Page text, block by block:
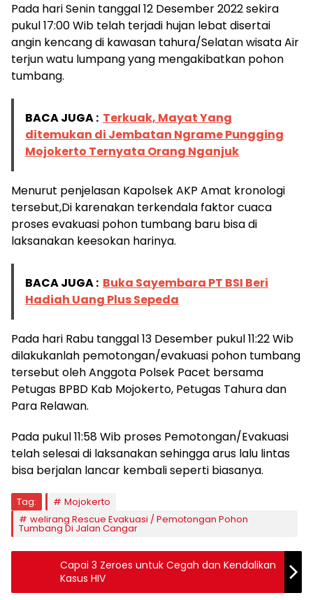
Pada hari Senin tanggal 12 Desember 2022 sekira
pukul 17:00 Wib telah terjadi hujan lebat disertai
angin kencang di kawasan tahura/Selatan wisata Air
terjun watu lumpang yang mengakibatkan pohon
tumbang.
BACA JUGA : Terkuak, Mayat Yang
ditemukan di Jembatan Ngrame Pungging
Mojokerto Ternyata Orang Nganjuk
Menurut penjelasan Kapolsek AKP Amat kronologi
tersebut,Di karenakan terkendala faktor cuaca
proses evakuasi pohon tumbang baru bisa di
laksanakan keesokan harinya.
BACA JUGA : Buka Sayembara PT BSI Beri
Hadiah Uang Plus Sepeda
Pada hari Rabu tanggal 13 Desember pukul 11:22 Wib
dilakukanlah pemotongan/evakuasi pohon tumbang
tersebut oleh Anggota Polsek Pacet bersama
Petugas BPBD Kab Mojokerto, Petugas Tahura dan
Para Relawan.
Pada pukul 11:58 Wib proses Pemotongan/Evakuasi
telah selesai di laksanakan sehingga arus lalu lintas
bisa berjalan lancar kembali seperti biasanya.
Tag:
Mojokerto
welirang Rescue Evakuasi / Pemotongan Pohon
Tumbang Di Jalan Cangar
Capai 3 Zeroes untuk Cegah dan Kendalikan
Kasus HIV